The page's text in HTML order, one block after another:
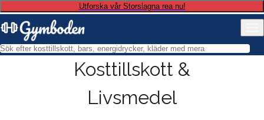
Utforska vår Storslagna rea nu!
Kosttillskott &
Livsmedel